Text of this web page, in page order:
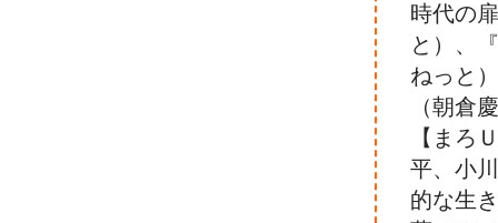
時代の
と）、
ねっと
（朝倉
【まろ
平、小
的な生